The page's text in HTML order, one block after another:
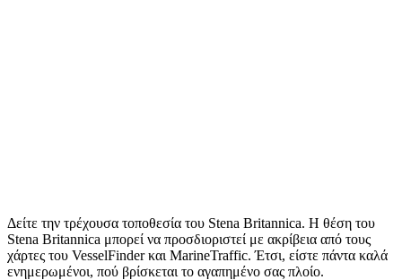
Δείτε την τρέχουσα τοποθεσία του Stena Britannica. Η θέση του
Stena Britannica μπορεί να προσδιοριστεί με ακρίβεια από τους
χάρτες του VesselFinder και MarineTraffic. Έτσι, είστε πάντα καλά
ενημερωμένοι, πού βρίσκεται το αγαπημένο σας πλοίο.